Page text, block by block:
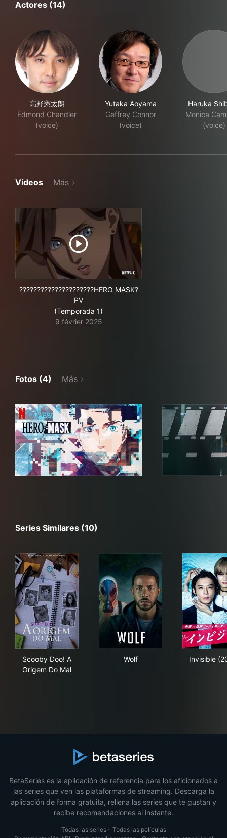
Actores (14)
高野憲太朗
Edmond Chandler
(voice)
Yutaka Aoyama
Geffrey Connor
(voice)
Haruka
Monica
(voice)
Vídeos Más
?????????????????????HERO MASK?
PV
(Temporada 1)
9 février 2025
Fotos (4) Más
Series Similares (10)
Scooby Doo! A
Origem Do Mal
Wolf Invisible
BetaSeries es la aplicación de referencia para los aficionados a
las series que ven las plataformas de streaming. Descarga la
aplicación de forma gratuita, rellena las series que te gustan y
recibe recomendaciones al instante.
Todas las series· Todas las películas